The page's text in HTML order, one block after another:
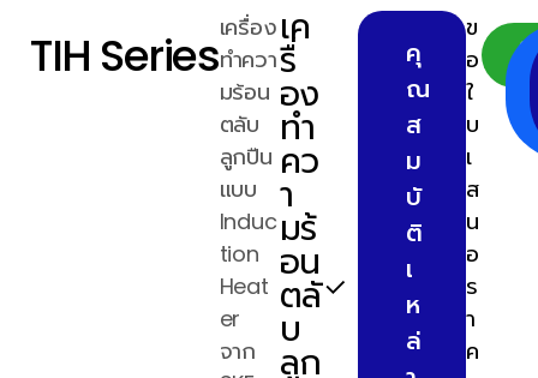
TIH Seriesเครื่อง
ทำควา
มร้อน
ตลับ
ลูกปืน
แบบ
Induc
tion
Heat
er
จาก
เค
รื่
อง
ทำ
คว
า
มร้
อน
ตลั
บ
ลูก
แขน
รองรับ
ลูกปืน
(Bearing
Support
Arms)
ความ
เสี่ยงที่
คุ
ณ
ส
ม
บั
ติ
เ
ห
ล่
ข
อ
ใ
บ
เ
ส
น
อ
ร
า
ค